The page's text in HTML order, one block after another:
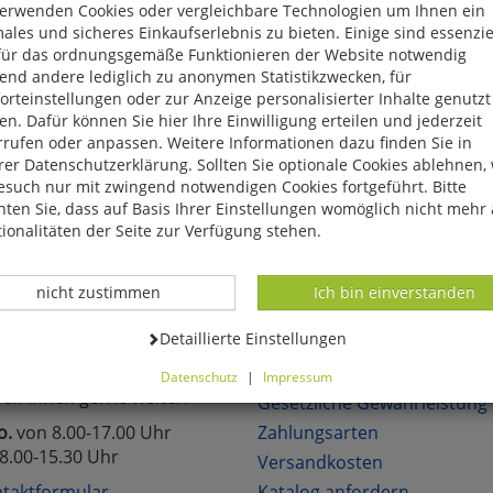
das Produkt oder die Kategorie, die Sie versucht haben zu
uns, wenn Sie sich in unserem Onlineshop mit unseren
neue Angebote Über 6.000 lieferbare
Fragen?
Ihnen gerne weiter.
von 8.00-17.00 Uhr
15.30 Uhr
KUNDENSERVICE
Über uns
Gesetzliche Gewährleistung
Zahlungsarten
Versandkosten
Cookies oder vergleichbare Technologien um Ihnen ein
und sicheres Einkaufserlebnis zu bieten. Einige sind
das ordnungsgemäße Funktionieren der Website notwendig
andere lediglich zu anonymen Statistikzwecken, für
oder zur Anzeige personalisierter Inhalte genutzt
Dafür können Sie hier Ihre Einwilligung erteilen und jederzeit
oder anpassen. Weitere Informationen dazu finden Sie in
Datenschutzerklärung. Sollten Sie optionale Cookies ablehnen,
nur mit zwingend notwendigen Cookies fortgeführt. Bitte
Sie, dass auf Basis Ihrer Einstellungen womöglich nicht mehr
der Seite zur Verfügung stehen.
Datenverarbeitung -
Ich bin einverstanden
Datenverarbeitung -
nicht zustimmen
Datenverarbeitung -
Detaillierte Einstellungen
Datenschutz | Impressum
ablehnen, wird Ihr Besuch nur mit zwingend notwendigen
Bitte beachten Sie, dass auf Basis Ihrer Einstellungen
alle Funktionalitäten der Seite zur Verfügung stehen.
können Sie die Einstellungen jederzeit widerrufen